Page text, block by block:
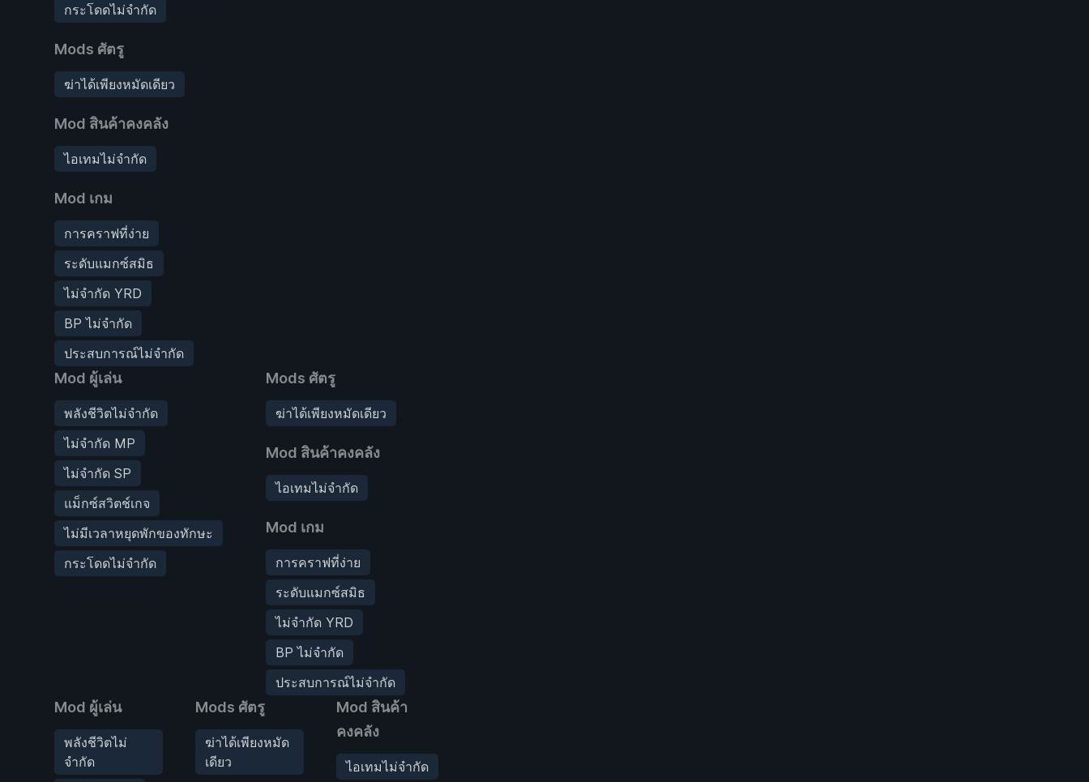
กระโดดไม่จำกัด
Mods ศัตรู
ฆ่าได้เพียงหมัดเดียว
Mod สินค้าคงคลัง
ไอเทมไม่จำกัด
Mod เกม
การคราฟที่ง่าย
ระดับแมกซ์สมิธ
ไม่จำกัด YRD
BP ไม่จำกัด
ประสบการณ์ไม่จำกัด
Mod ผู้เล่น
พลังชีวิตไม่จำกัด
ไม่จำกัด MP
ไม่จำกัด SP
แม็กซ์สวิตช์เกจ
ไม่มีเวลาหยุดพักของทักษะ
กระโดดไม่จำกัด
Mods ศัตรู
ฆ่าได้เพียงหมัดเดียว
Mod สินค้าคงคลัง
ไอเทมไม่จำกัด
Mod เกม
การคราฟที่ง่าย
ระดับแมกซ์สมิธ
ไม่จำกัด YRD
BP ไม่จำกัด
ประสบการณ์ไม่จำกัด
Mod ผู้เล่น
พลังชีวิตไม่
จำกัด
Mods ศัตรู
ฆ่าได้เพียงหมัด
เดียว
Mod สินค้า
คงคลัง
ไอเทมไม่จำกัด